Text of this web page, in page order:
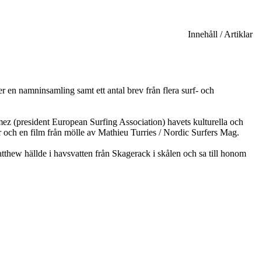
Innehåll / Artiklar
namninsamling samt ett antal brev från flera surf- och
(president European Surfing Association) havets kulturella och
och en film från mölle av Mathieu Turries / Nordic Surfers Mag.
hällde i havsvatten från Skagerack i skålen och sa till honom